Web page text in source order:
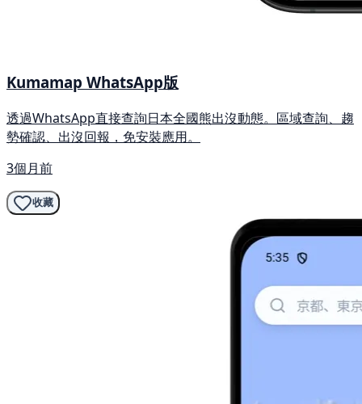
Kumamap WhatsApp版
透過WhatsApp直接查詢日本全國熊出沒動態。區域查詢、趨
勢確認、出沒回報，免安裝應用。
3個月前
收藏